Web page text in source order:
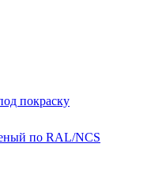
покраску
по RAL/NCS